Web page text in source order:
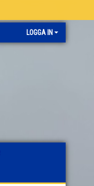
LOGGA IN